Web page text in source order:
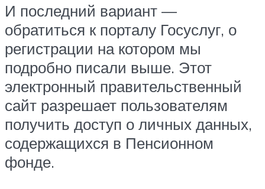
И последний вариант —
обратиться к порталу Госуслуг, о
регистрации на котором мы
подробно писали выше. Этот
электронный правительственный
сайт разрешает пользователям
получить доступ о личных данных,
содержащихся в Пенсионном
фонде.